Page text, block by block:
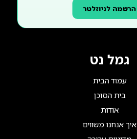
הרשמה לניוזלטר
גמל נט
עמוד הבית
בית הסוכן
אודות
איך אנחנו משווים